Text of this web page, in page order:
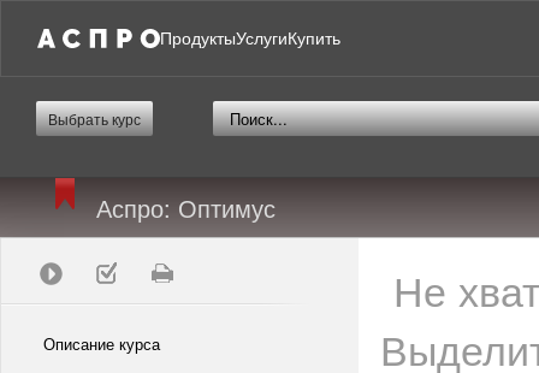
ПродуктыУслугиКупить
Выбрать курс
Аспро: Оптимус
Описание курса
Не